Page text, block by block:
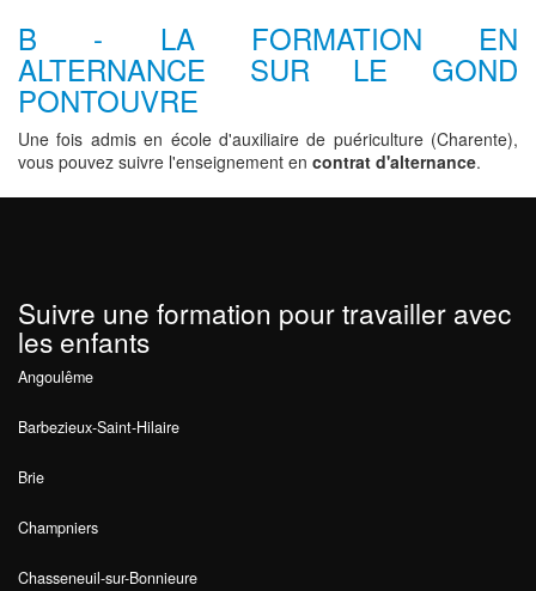
B - LA FORMATION EN
ALTERNANCE SUR LE GOND
PONTOUVRE
Une fois admis en école d'auxiliaire de puériculture (Charente),
vous pouvez suivre l'enseignement en contrat d'alternance.
Suivre une formation pour travailler avec
les enfants
Angoulême
Barbezieux-Saint-Hilaire
Brie
Champniers
Chasseneuil-sur-Bonnieure